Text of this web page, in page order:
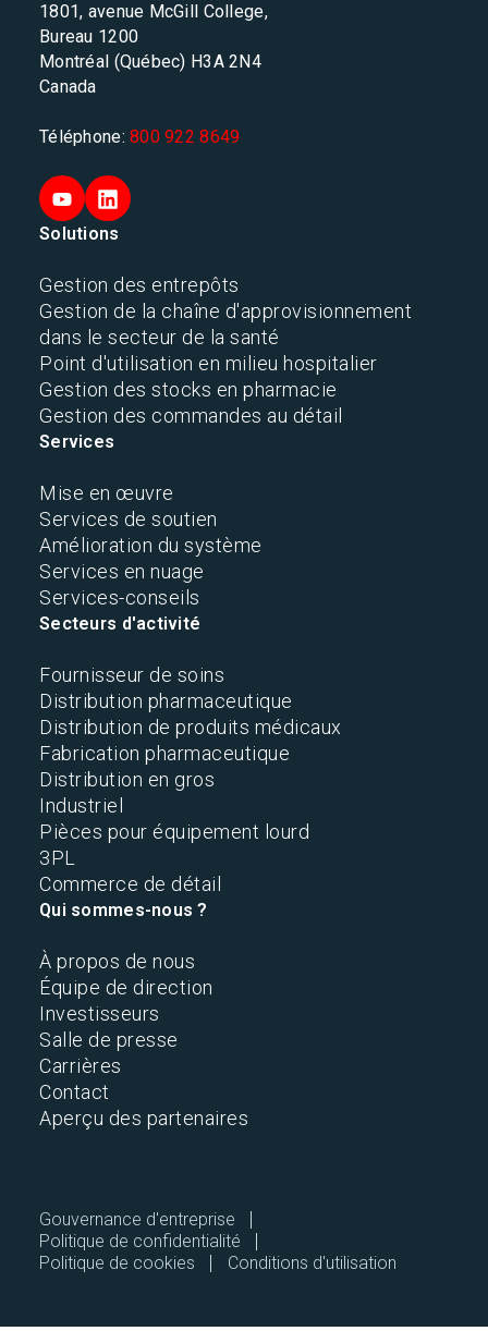
1801, avenue McGill College,
Bureau 1200
Montréal (Québec) H3A 2N4
Canada
Téléphone:800 922 8649
Solutions
Gestion des entrepôts
Gestion de la chaîne d'approvisionnement
dans le secteur de la santé
Point d'utilisation en milieu hospitalier
Gestion des stocks en pharmacie
Gestion des commandes au détail
Services
Mise en œuvre
Services de soutien
Amélioration du système
Services en nuage
Services-conseils
Secteurs d'activité
Fournisseur de soins
Distribution pharmaceutique
Distribution de produits médicaux
Fabrication pharmaceutique
Distribution en gros
Industriel
Pièces pour équipement lourd
3PL
Commerce de détail
Qui sommes-nous ?
À propos de nous
Équipe de direction
Investisseurs
Salle de presse
Carrières
Contact
Aperçu des partenaires
Gouvernance d'entreprise
Politique de confidentialité
Politique de cookies
Conditions d'utilisation